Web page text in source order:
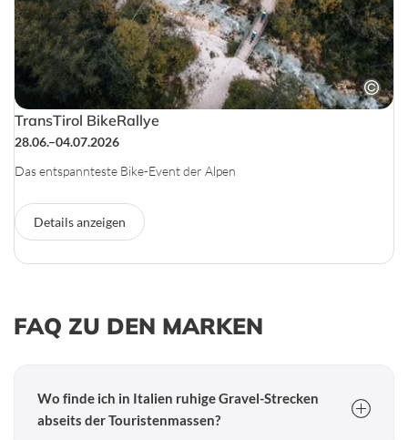
TransTirol BikeRallye
28.06.–04.07.2026
Das entspannteste Bike-Event der Alpen
Details anzeigen
FAQ ZU DEN MARKEN
Wo finde ich in Italien ruhige Gravel-Strecken
abseits der Touristenmassen?